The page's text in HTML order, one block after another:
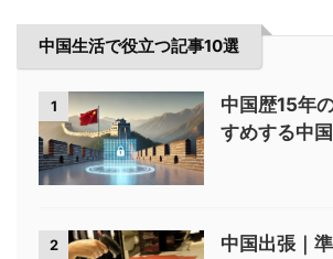
中国生活で役立つ記事10選
1
中国歴15年
すめする中
2
中国出張｜